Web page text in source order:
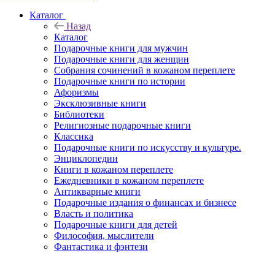
Каталог
Назад
Каталог
Подарочные книги для мужчин
Подарочные книги для женщин
Собрания сочинений в кожаном переплете
Подарочные книги по истории
Афоризмы
Эксклюзивные книги
Библиотеки
Религиозные подарочные книги
Классика
Подарочные книги по искусству и культуре.
Энциклопедии
Книги в кожаном переплете
Ежедневники в кожаном переплете
Антикварные книги
Подарочные издания о финансах и бизнесе
Власть и политика
Подарочные книги для детей
Философия, мыслители
Фантастика и фэнтези